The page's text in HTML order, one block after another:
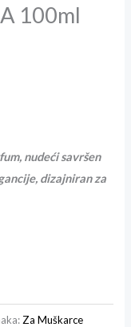
100ml
nudeći savršen
dizajniran za
Za Muškarce